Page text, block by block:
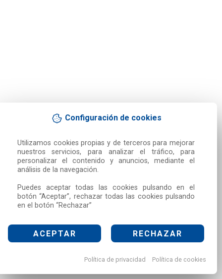
Configuración de cookies
Utilizamos cookies propias y de terceros para mejorar
nuestros servicios, para analizar el tráfico, para
personalizar el contenido y anuncios, mediante el
análisis de la navegación.
Puedes aceptar todas las cookies pulsando en el
botón “Aceptar”, rechazar todas las cookies pulsando
en el botón “Rechazar”
ACEPTAR RECHAZAR
Política de privacidad Política de cookies